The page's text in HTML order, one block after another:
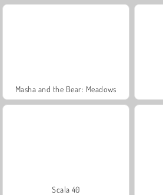
Masha and the Bear: Meadows
Scala 40